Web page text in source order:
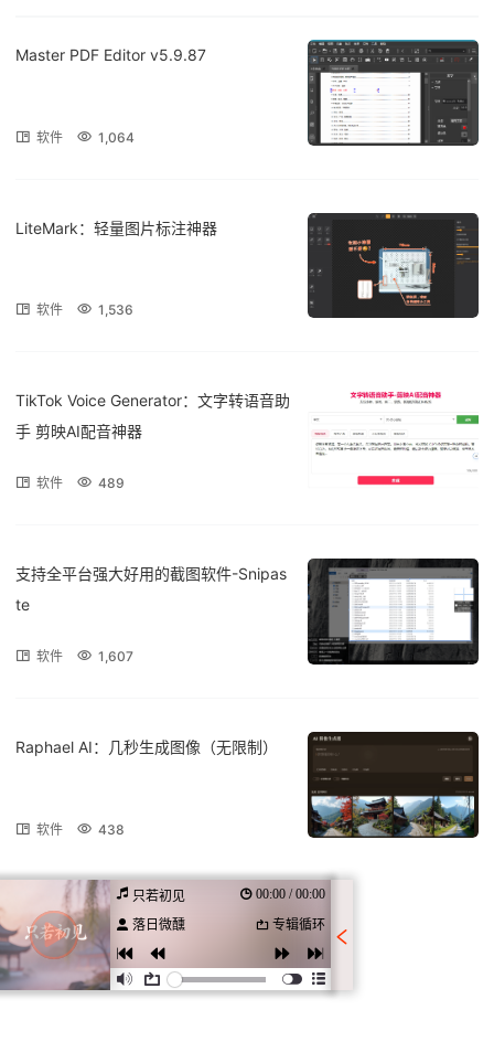
Master PDF Editor v5.9.87
软件 1,064
LiteMark：轻量图片标注神器
软件 1,536
TikTok Voice Generator：文字转语音助
手 剪映AI配音神器
软件 489
支持全平台强大好用的截图软件-Snipas
te
软件 1,607
Raphael AI：几秒生成图像（无限制）
软件 438
只若初见
00:00 / 00:00
落日微醺
专辑循环